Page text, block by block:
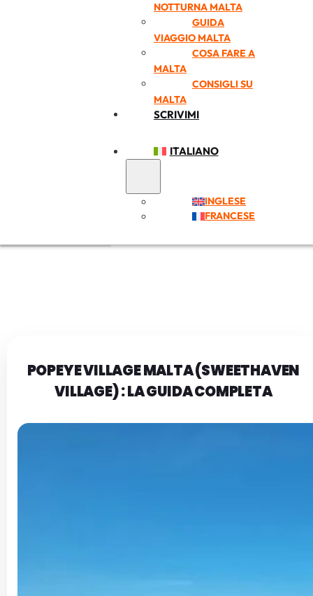
NOTTURNA MALTA
GUIDA
VIAGGIO MALTA
COSA FARE A
MALTA
CONSIGLI SU
MALTA
SCRIVIMI
ITALIANO
INGLESE
FRANCESE
POPEYE VILLAGE MALTA (SWEETHAVEN
VILLAGE) : LA GUIDA COMPLETA